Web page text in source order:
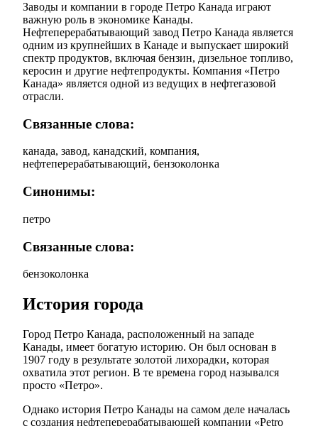
Заводы и компании в городе Петро Канада играют
важную роль в экономике Канады.
Нефтеперерабатывающий завод Петро Канада является
одним из крупнейших в Канаде и выпускает широкий
спектр продуктов, включая бензин, дизельное топливо,
керосин и другие нефтепродукты. Компания «Петро
Канада» является одной из ведущих в нефтегазовой
отрасли.
Связанные слова:
канада, завод, канадский, компания,
нефтеперерабатывающий, бензоколонка
Синонимы:
петро
Связанные слова:
бензоколонка
История города
Город Петро Канада, расположенный на западе
Канады, имеет богатую историю. Он был основан в
1907 году в результате золотой лихорадки, которая
охватила этот регион. В те времена город назывался
просто «Петро».
Однако история Петро Канады на самом деле началась
с создания нефтеперерабатывающей компании «Petro